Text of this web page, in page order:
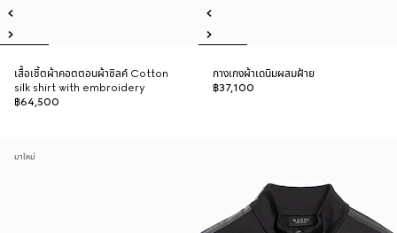
เสื้อเชิ้ตผ้าคอตตอนผ้าซิลค์ Cotton
silk shirt with embroidery
฿64,500
กางเกงผ้าเดนิมผสมฝ้าย
฿37,100
มาใหม่